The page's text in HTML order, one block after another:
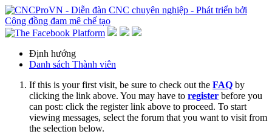
Định hướng
Danh sách Thành viên
If this is your first visit, be sure to check out the FAQ by
clicking the link above. You may have to register before you
can post: click the register link above to proceed. To start
viewing messages, select the forum that you want to visit from
the selection below.